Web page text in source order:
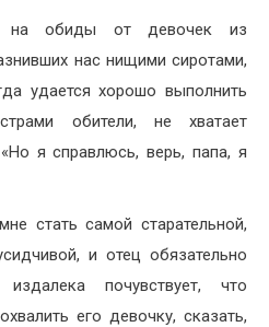
на обиды от девочек из
нас нищими сиротами,
удается хорошо выполнить
обители, не хватает
я справлюсь, верь, папа, я
стать самой старательной,
и отец обязательно
почувствует, что
его девочку, сказать,